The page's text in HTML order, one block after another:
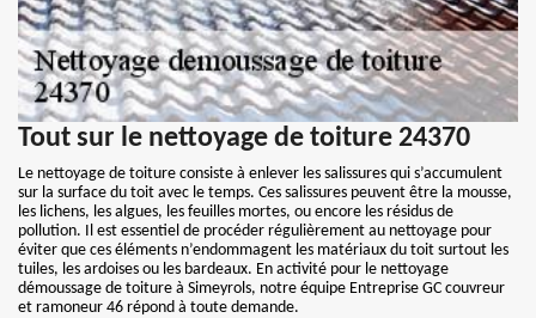
Tout sur le nettoyage de toiture 24370
Le nettoyage de toiture consiste à enlever les salissures qui s’accumulent
sur la surface du toit avec le temps. Ces salissures peuvent être la mousse,
les lichens, les algues, les feuilles mortes, ou encore les résidus de
pollution. Il est essentiel de procéder régulièrement au nettoyage pour
éviter que ces éléments n’endommagent les matériaux du toit surtout les
tuiles, les ardoises ou les bardeaux. En activité pour le nettoyage
démoussage de toiture à Simeyrols, notre équipe Entreprise GC couvreur
et ramoneur 46 répond à toute demande.